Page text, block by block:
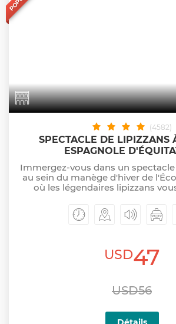
(4582)
SPECTACLE DE LIPIZZANS
ESPAGNOLE
Immergez-vous dans un
au sein du manège d'hiver de
où les légendaires lipizzans
USD47
USD56